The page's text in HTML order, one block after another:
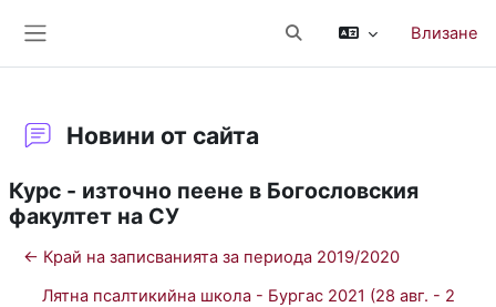
Превключване приВлизане
Новини от сайта
Курс - източно пеене в Богословския
факултет на СУ
← Край на записванията за периода 2019/2020
Лятна псалтикийна школа - Бургас 2021 (28 авг. - 2